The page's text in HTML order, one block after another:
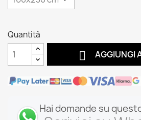
Quantità
 AGGIUNGI
Hai domande su